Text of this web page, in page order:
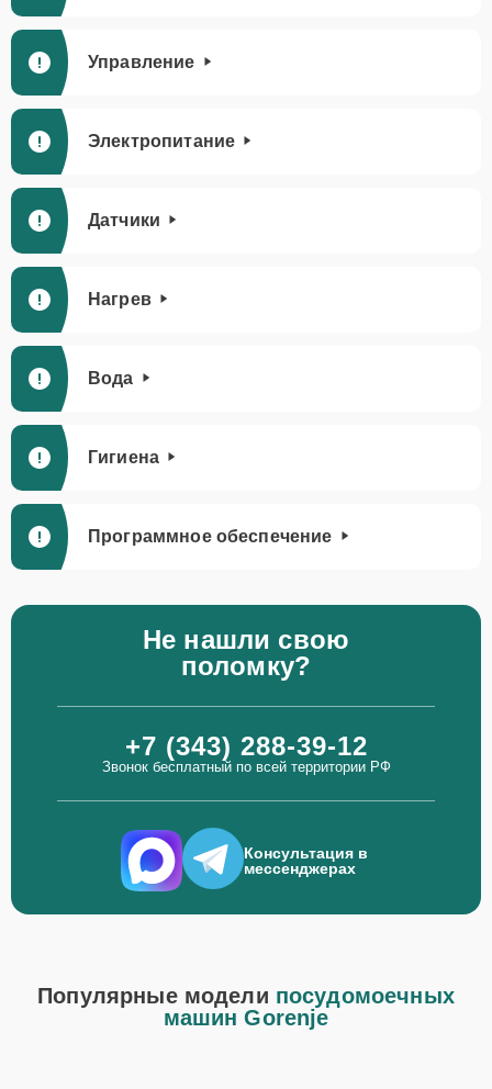
Управление
Электропитание
Датчики
Нагрев
Вода
Гигиена
Программное обеспечение
Не нашли свою
поломку?
+7 (343) 288-39-12
Звонок бесплатный по всей территории РФ
Консультация в
мессенджерах
Популярные модели посудомоечных
машин Gorenje